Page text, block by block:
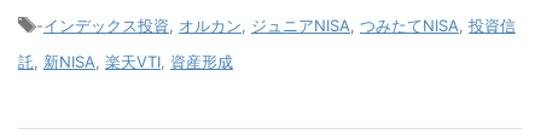
-インデックス投資 オルカン ジュニアNISA つみたてNISA 投資信
託
新NISA 楽天VTI 資産形成